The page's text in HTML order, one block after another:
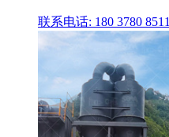
联系电话: 180 3780 8511